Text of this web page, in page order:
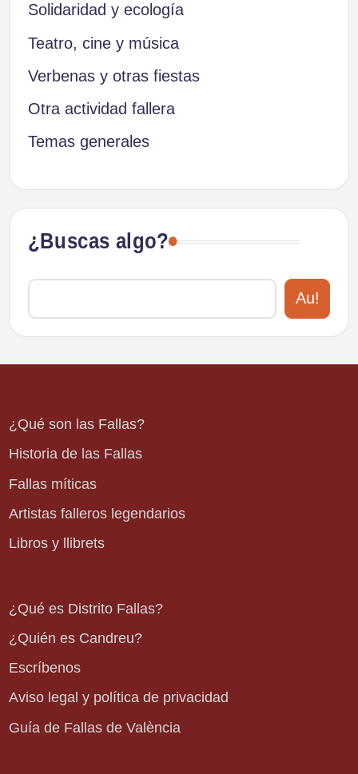
Solidaridad y ecología
Teatro, cine y música
Verbenas y otras fiestas
Otra actividad fallera
Temas generales
¿Buscas algo?
Au!
¿Qué son las Fallas?
Historia de las Fallas
Fallas míticas
Artistas falleros legendarios
Libros y llibrets
¿Qué es Distrito Fallas?
¿Quién es Candreu?
Escríbenos
Aviso legal y política de privacidad
Guía de Fallas de València